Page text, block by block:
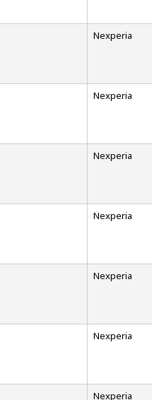
Nexperia
Nexperia
Nexperia
Nexperia
Nexperia
Nexperia
Nexperia